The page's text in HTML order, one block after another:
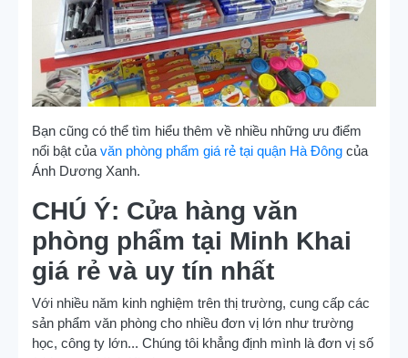
Bạn cũng có thể tìm hiểu thêm về nhiều những ưu điểm
nổi bật của văn phòng phẩm giá rẻ tại quận Hà Đông của
Ánh Dương Xanh.
CHÚ Ý: Cửa hàng văn
phòng phẩm tại Minh Khai
giá rẻ và uy tín nhất
Với nhiều năm kinh nghiệm trên thị trường, cung cấp các
sản phẩm văn phòng cho nhiều đơn vị lớn như trường
học, công ty lớn... Chúng tôi khẳng định mình là đơn vị số